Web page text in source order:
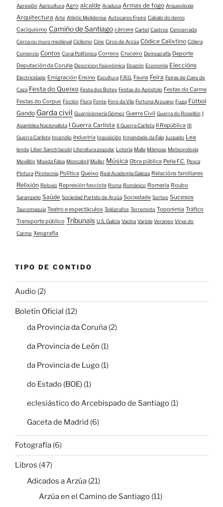
Agresión Agricultura Agro alcalde Araduca Armas de fogo Arqueoloxía
Arquitectura Arte Atletic Melidense Autocares Freire Cabalo do demo
Caciquismo Camiño de Santiago cárcere Cartel Castros Cencerrada
Cerca ou muro medieval Ciclismo Cine Circo de Arzúa Códice Calixtino Cólera
Comercio Contos Coral Polifónica Correos Cruceiro Demografía Deporte
Deputación da Coruña Descricion fisionómica Doazón Economía Eleccións
Electricidade Emigración Ensino Escultura F.R.G. Fauna Feira Feiras de Cans de
Caza Festa do Queixo Festa dos Botes Festas do Apóstolo Festas do Carme
Festas do Corpus Ficción Flora Fonte Foro da Vila Fortuna Arzuano Fuga Fútbol
Gando Garda civil Guarnicionería Gómez Guerra Civil Guerra do Rosellón I
Asamblea Nacionalista I Guerra Carlista II Guerra Carlista II República III
Guerra Carlista Incendio Industria Inquisición Irmandade da Fala Juzgado Lea
lenda Liber Sancti Iacobi Literatura popular Lotería Malla Mámoas Meteoroloxía
Mexillón Moeda Falsa Moncabril Muller Música Obra pública Peña F.C. Pesca
Pintura Pirotecnia Política Queixo Real Academia Galega Relacións familiares
Relixión Reloxio Represión fascista Roma Románico Romería Roubo
Sarampelo Saúde Sociedad Partido de Arzúa Sociedade Sorteo Sucesos
Tauromaquia Teatro e espectáculos Telégrafos Terremoto Toponimia Tráfico
Transporte público Tribunais U.S. Galicia Vacina Variola Veraneo Virxe do
Carme Xeografía
TIPO DE CONTIDO
Audio (2)
Boletín Oficial (12)
da Provincia da Coruña (2)
da Provincia de León (1)
da Provincia de Lugo (1)
do Estado (BOE) (1)
eclesiástico do Arcebispado de Santiago (1)
Gaceta de Madrid (6)
Fotografía (6)
Libros (47)
Adicados a Arzúa (21)
Arzúa en el Camino de Santiago (11)